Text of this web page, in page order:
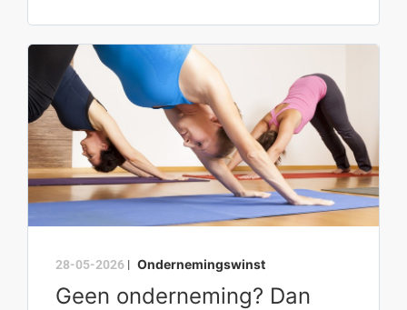
28-05-2026 | Ondernemingswinst
Geen onderneming? Dan